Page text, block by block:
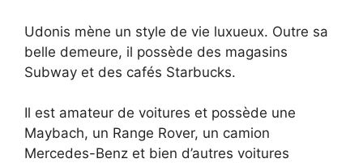
Udonis mène un style de vie luxueux. Outre sa
belle demeure, il possède des magasins
Subway et des cafés Starbucks.
Il est amateur de voitures et possède une
Maybach, un Range Rover, un camion
Mercedes-Benz et bien d’autres voitures